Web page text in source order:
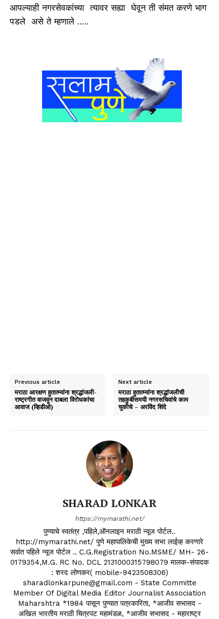
आपल्याही नगरसेवकांच्या त्यावर सह्या घेवून ती संमत करणे भाग
पडले असे ते म्हणाले …..
Previous article
मराठा आरक्षण हुतात्म्यांना श्रद्धांजली-
राष्ट्रगीत वाजवून दाबला विरोधकांचा
आवाज (व्हिडीओ)
Next article
मराठा हुतात्म्यांना श्रद्धांजलीची
तहकुबीसमयी नगरसचिवांचे काम
चुकीचे – अरविंद शिंदे
SHARAD LONKAR
https://mymarathi.net/
पुण्याचे स्वतंत्र ,पहिले,ऑनलाइन मराठी न्यूज पोर्टल..
http://mymarathi.net/ पुणे महापालिकेची मुख्य सभा लाईव्ह करणारे
सर्वात पहिले न्यूज पोर्टल .. C.G.Registration No.MSME/ MH- 26-
0179354,M.G. RC No. DCL 2131000315798079 मालक-संपादक
: शरद लोणकर( mobile-9423508306)
sharadlonkarpune@gmail.com - State Committe
Member Of Digital Media Editor Journalist Association
Maharshtra *1984 पासून पुण्यात पत्रकारिता, *आजीव सभासद -
अखिल भारतीय मराठी चित्रपट महामंडळ, *आजीव सभासद - महाराष्ट्र